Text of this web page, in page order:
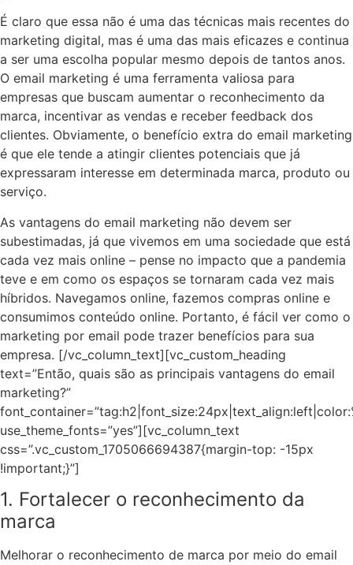
É claro que essa não é uma das técnicas mais recentes do
marketing digital, mas é uma das mais eficazes e continua
a ser uma escolha popular mesmo depois de tantos anos.
O email marketing é uma ferramenta valiosa para
empresas que buscam aumentar o reconhecimento da
marca, incentivar as vendas e receber feedback dos
clientes. Obviamente, o benefício extra do email marketing
é que ele tende a atingir clientes potenciais que já
expressaram interesse em determinada marca, produto ou
serviço.
As vantagens do email marketing não devem ser
subestimadas, já que vivemos em uma sociedade que está
cada vez mais online – pense no impacto que a pandemia
teve e em como os espaços se tornaram cada vez mais
híbridos. Navegamos online, fazemos compras online e
consumimos conteúdo online. Portanto, é fácil ver como o
marketing por email pode trazer benefícios para sua
empresa. [/vc_column_text][vc_custom_heading
text=”Então, quais são as principais vantagens do email
marketing?”
use_theme_fonts=”yes”][vc_column_text
css=”.vc_custom_1705066694387{margin-top: -15px
!important;}”]
1. Fortalecer o reconhecimento da
marca
Melhorar o reconhecimento de marca por meio do email